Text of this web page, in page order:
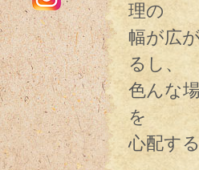
理の
幅が広
るし、
色んな
を
心配す